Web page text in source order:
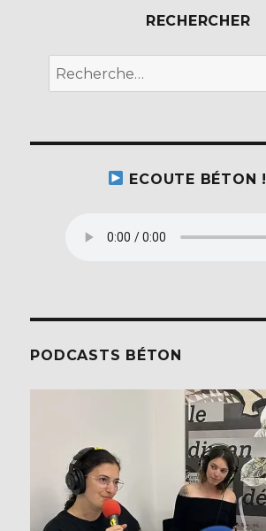
RECHERCHER
Recherche
pour :
ECOUTE BÉTON !
PODCASTS BÉTON